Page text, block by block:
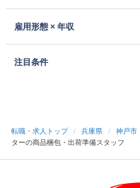
雇用形態 × 年収
注目条件
転職・求人トップ / 兵庫県 / 神戸市
ターの商品梱包・出荷準備スタッフ